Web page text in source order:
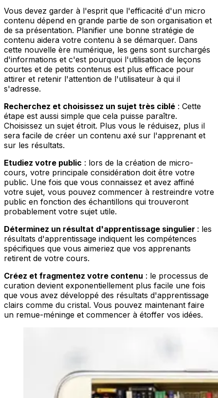
Vous devez garder à l'esprit que l'efficacité d'un micro
contenu dépend en grande partie de son organisation et
de sa présentation. Planifier une bonne stratégie de
contenu aidera votre contenu à se démarquer. Dans
cette nouvelle ère numérique, les gens sont surchargés
d'informations et c'est pourquoi l'utilisation de leçons
courtes et de petits contenus est plus efficace pour
attirer et retenir l'attention de l'utilisateur à qui il
s'adresse.
Recherchez et choisissez un sujet très ciblé : Cette
étape est aussi simple que cela puisse paraître.
Choisissez un sujet étroit. Plus vous le réduisez, plus il
sera facile de créer un contenu axé sur l'apprenant et
sur les résultats.
Etudiez votre public : lors de la création de micro-
cours, votre principale considération doit être votre
public. Une fois que vous connaissez et avez affiné
votre sujet, vous pouvez commencer à restreindre votre
public en fonction des échantillons qui trouveront
probablement votre sujet utile.
Déterminez un résultat d'apprentissage singulier : les
résultats d'apprentissage indiquent les compétences
spécifiques que vous aimeriez que vos apprenants
retirent de votre cours.
Créez et fragmentez votre contenu : le processus de
curation devient exponentiellement plus facile une fois
que vous avez développé des résultats d'apprentissage
clairs comme du cristal. Vous pouvez maintenant faire
un remue-méninge et commencer à étoffer vos idées.